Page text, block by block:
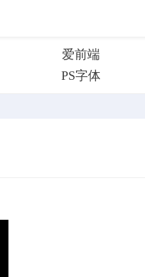
爱前端
PS字体